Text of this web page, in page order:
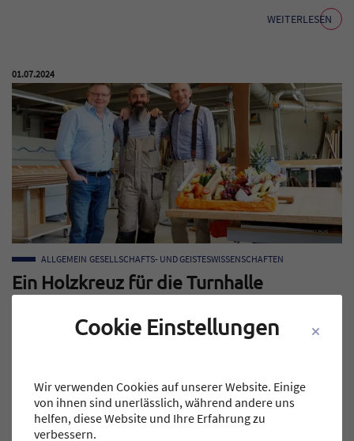
WEITERLESEN
Veröffentlicht am:
01.07.2024
Ein Holzkreuz für die Turnhalle
ALLGEMEIN GESELLSCHAFTS- UND GEISTESWISSENSCHAFTEN
MTG durch tatkräftige Hilfe des…
Cookie Einstellungen
Wir verwenden Cookies auf unserer Website. Einige
von ihnen sind unerlässlich, während andere uns
helfen, diese Website und Ihre Erfahrung zu
verbessern.